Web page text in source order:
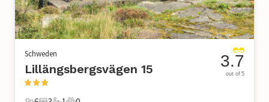
Schweden
Lillängsbergsvägen 15 3.7
out of 5